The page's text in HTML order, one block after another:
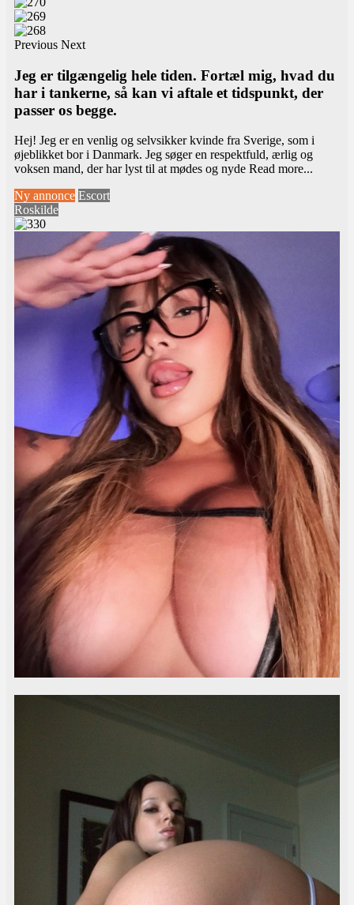
Previous Next
Jeg er tilgængelig hele tiden. Fortæl mig, hvad du
har i tankerne, så kan vi aftale et tidspunkt, der
passer os begge.
Hej! Jeg er en venlig og selvsikker kvinde fra Sverige, som i
øjeblikket bor i Danmark. Jeg søger en respektfuld, ærlig og
voksen mand, der har lyst til at mødes og nyde Read more...
Ny annonce Escort
Roskilde